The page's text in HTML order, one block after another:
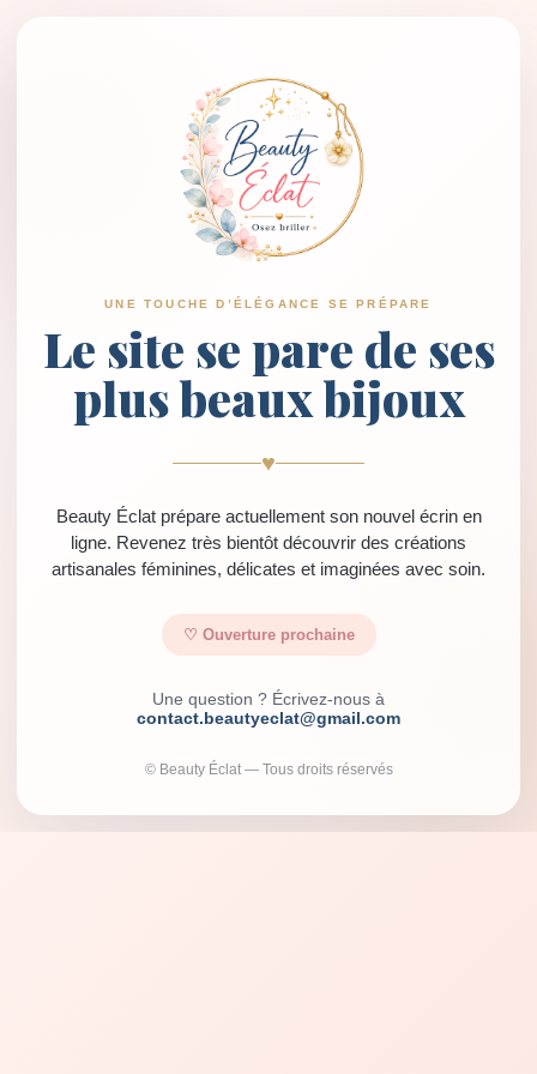
UNE TOUCHE D’ÉLÉGANCE SE PRÉPARE
Le site se pare de ses
plus beaux bijoux
♥
Beauty Éclat prépare actuellement son nouvel écrin en
ligne. Revenez très bientôt découvrir des créations
artisanales féminines, délicates et imaginées avec soin.
♡ Ouverture prochaine
Une question ? Écrivez-nous à
contact.beautyeclat@gmail.com
© Beauty Éclat — Tous droits réservés